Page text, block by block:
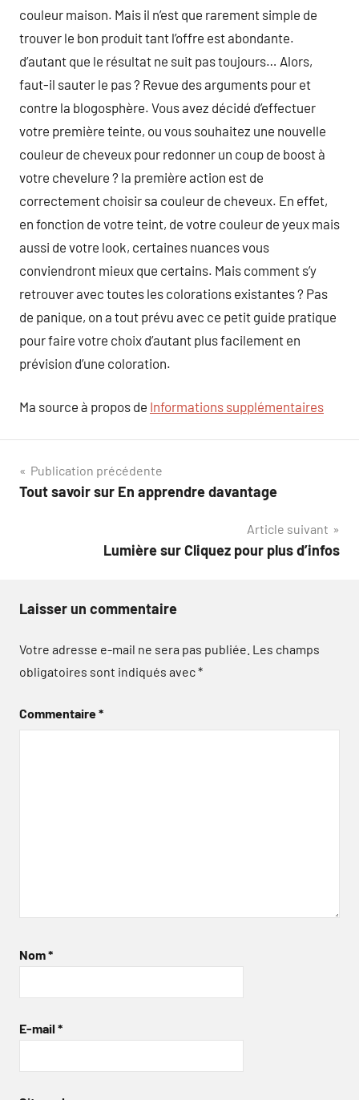
couleur maison. Mais il n’est que rarement simple de
trouver le bon produit tant l’offre est abondante.
d’autant que le résultat ne suit pas toujours… Alors,
faut-il sauter le pas ? Revue des arguments pour et
contre la blogosphère. Vous avez décidé d’effectuer
votre première teinte, ou vous souhaitez une nouvelle
couleur de cheveux pour redonner un coup de boost à
votre chevelure ? la première action est de
correctement choisir sa couleur de cheveux. En effet,
en fonction de votre teint, de votre couleur de yeux mais
aussi de votre look, certaines nuances vous
conviendront mieux que certains. Mais comment s’y
retrouver avec toutes les colorations existantes ? Pas
de panique, on a tout prévu avec ce petit guide pratique
pour faire votre choix d’autant plus facilement en
prévision d’une coloration.
Ma source à propos de Informations supplémentaires
Navigation
de
Publication précédente
Tout savoir sur En apprendre davantage
Article suivant
Lumière sur Cliquez pour plus d’infos
Laisser un commentaire
Votre adresse e-mail ne sera pas publiée. Les champs
obligatoires sont indiqués avec*
Commentaire*
Nom*
E-mail *